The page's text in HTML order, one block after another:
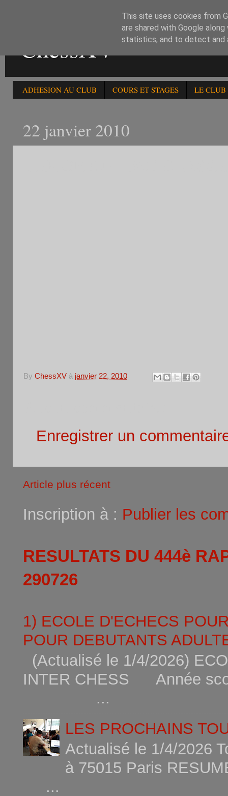
ChessXV
ADHESION AU CLUB COURS ET STAGES LE CLUB
22 janvier 2010
By ChessXV à janvier 22, 2010
Enregistrer un
Article plus récent
Inscription à : Publier les
RESULTATS DU 444è
290726
1) ECOLE D'ECHECS
POUR DEBUTANTS
(Actualisé le 1/4/2026)
INTER CHESS Année
...
LES PROCHAINS
Actualisé le 1/4/2026
à 75015
...
This site uses cookies from
are shared with Google
statistics, and to detect and